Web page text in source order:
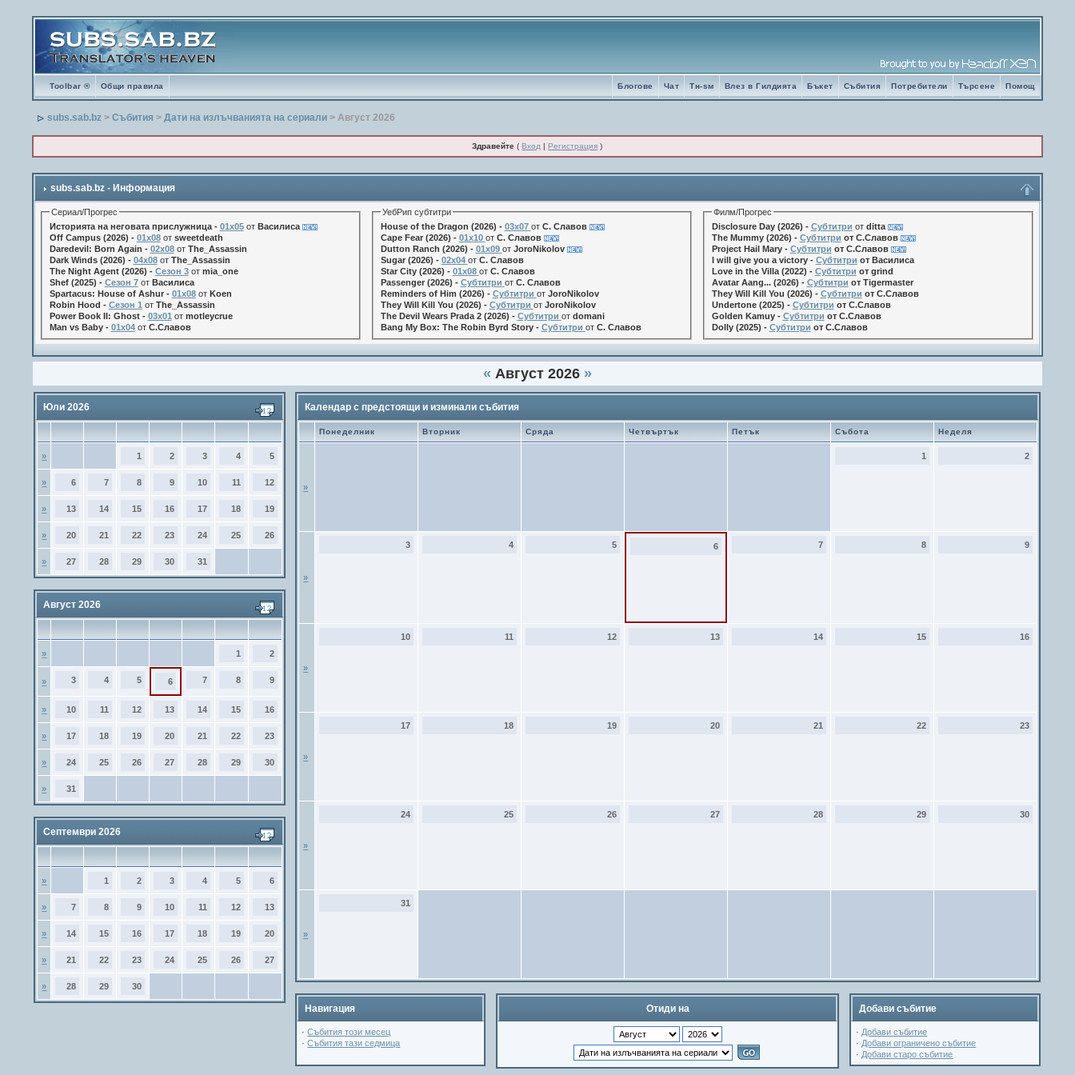
Toolbar ® Общи правила Помощ
Търсене
Потребители
Събития
Бъкет
Влез в Гилдията
Tн-sм
Чат
Блогове
subs.sab.bz >Събития >Дати на излъчванията на сериали > Август 2026
Здравейте (Вход |Регистрация )
subs.sab.bz - Информация
Сериал/Прогрес
Историята на неговата прислужница - 01х05от Василиса
Off Campus (2026) - 01x08от sweetdeath
Daredevil: Born Again - 02x08от The_Assassin
Dark Winds (2026) - 04x08от The_Assassin
The Night Agent (2026) - Сезон 3от mia_one
Shef (2025) - Сезон 7от Василиса
Spartacus: House of Ashur - 01x08от Koen
Robin Hood - Сезон 1 от The_Assassin
Power Book II: Ghost - 03x01 от motleycrue
Man vs Baby - 01x04от С.Славов
УебРип субтитри
House of the Dragon (2026) - 03x07 от С. Славов
Cape Fear (2026) - 01x10 от С. Славов
Dutton Ranch (2026) - 01x09 от JoroNikolov
Sugar (2026) - 02x04 от С. Славов
Star City (2026) - 01x08 от С. Славов
Passenger (2026) - Субтитри от С. Славов
Reminders of Him (2026) - Субтитри от JoroNikolov
They Will Kill You (2026) - Субтитри от JoroNikolov
The Devil Wears Prada 2 (2026) - Субтитри от domani
Bang My Box: The Robin Byrd Story - Субтитри от С. Славов
Филм/Прогрес
Disclosure Day (2026) - Субтитри от ditta
The Mummy (2026) - Субтитри от С.Славов
Project Hail Mary - Субтитри от С.Славов
I will give you a victory - Субтитри от Василиса
Love in the Villa (2022) - Субтитри от grind
Avatar Aang... (2026) - Субтитри от Tigermaster
They Will Kill You (2026) - Субтитри от С.Славов
Undertone (2025) - Субтитри от С.Славов
Golden Kamuy - Субтитри от С.Славов
Dolly (2025) - Субтитри от С.Славов
« Август 2026 »
Юли 2026
» 1 2 3 4 5
» 6 7 8 9 10 11 12
» 13 14 15 16 17 18 19
» 20 21 22 23 24 25 26
» 27 28 29 30 31
Август 2026
» 1 2
» 3 4 5 6 7 8 9
» 10 11 12 13 14 15 16
» 17 18 19 20 21 22 23
» 24 25 26 27 28 29 30
» 31
Септември 2026
» 1 2 3 4 5 6
» 7 8 9 10 11 12 13
» 14 15 16 17 18 19 20
» 21 22 23 24 25 26 27
» 28 29 30
Календар с предстоящи и изминали събития
Понеделник Вторник Сряда Четвъртък Петък Събота Неделя
»
1 2
»
3 4 5 6 7 8 9
»
10 11 12 13 14 15 16
»
17 18 19 20 21 22 23
»
24 25 26 27 28 29 30
»
31
Навигация
·Събития този месец
·Събития тази седмица
Отиди на Добави събитие
· Добави събитие
· Добави ограничено събитие
· Добави старо събитие